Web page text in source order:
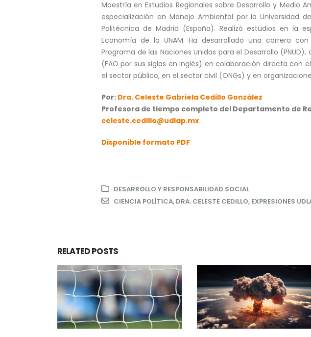
Maestría en Estudios Regionales sobre Desarrollo y Medio
especialización en Manejo Ambiental por la Universidad
Politécnica de Madrid (España). Realizó estudios en la
Economía de la UNAM. Ha desarrollado una carrera
Programa de las Naciones Unidas para el Desarrollo
(FAO por sus siglas en inglés) en colaboración directa con
el sector público, en el sector civil (ONGs) y en
Por: Dra. Celeste Gabriela Cedillo González
Profesora de tiempo completo del Departamento de
celeste.cedillo@udlap.mx
Disponible formato PDF
DESARROLLO Y RESPONSABILIDAD SOCIAL
CIENCIA POLÍTICA, DRA. CELESTE CEDILLO, EXPRESIONES
RELATEDPOSTS